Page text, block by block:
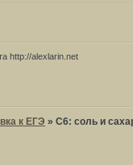
http://alexlarin.net
к ЕГЭ »С6: соль и